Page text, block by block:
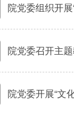
院党委组织开
院党委召开主
院党委开展“文